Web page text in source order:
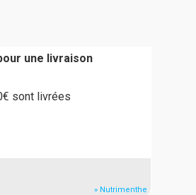
une livraison
sont livrées
» Nutrimenthe